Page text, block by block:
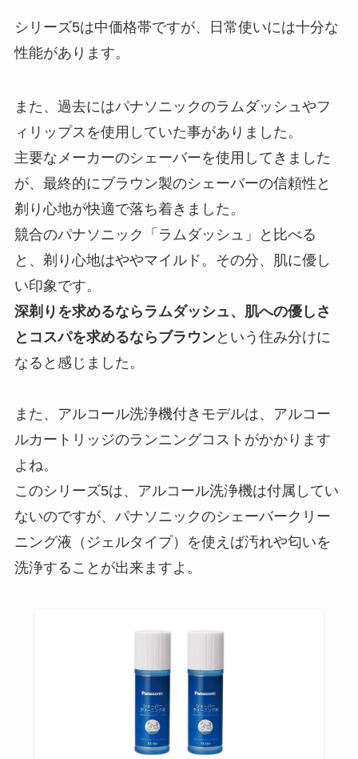
シリーズ5は中価格帯ですが、日常使いには十分な
性能があります。
また、過去にはパナソニックのラムダッシュやフ
ィリップスを使用していた事がありました。
主要なメーカーのシェーバーを使用してきました
が、最終的にブラウン製のシェーバーの信頼性と
剃り心地が快適で落ち着きました。
競合のパナソニック「ラムダッシュ」と比べる
と、剃り心地はややマイルド。その分、肌に優し
い印象です。
深剃りを求めるならラムダッシュ、肌への優しさ
とコスパを求めるならブラウンという住み分けに
なると感じました。
また、アルコール洗浄機付きモデルは、アルコー
ルカートリッジのランニングコストがかかります
よね。
このシリーズ5は、アルコール洗浄機は付属してい
ないのですが、パナソニックのシェーバークリー
ニング液（ジェルタイプ）を使えば汚れや匂いを
洗浄することが出来ますよ。